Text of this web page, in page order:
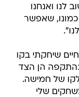
לנו ואנחנו
שאפשר
שיחקתי בקו
הן הצד
של חמישה.
שלי